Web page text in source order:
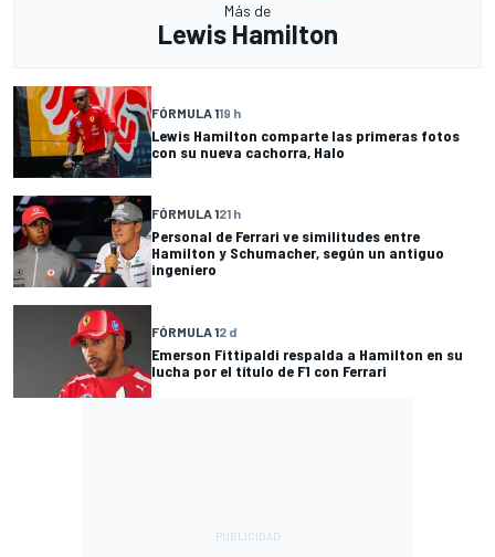
Más de
Lewis Hamilton
FÓRMULA 119 h
Lewis Hamilton comparte las primeras fotos
con su nueva cachorra, Halo
FÓRMULA 121 h
Personal de Ferrari ve similitudes entre
Hamilton y Schumacher, según un antiguo
ingeniero
FÓRMULA 12 d
Emerson Fittipaldi respalda a Hamilton en su
lucha por el título de F1 con Ferrari